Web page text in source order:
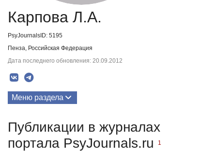
Карпова Л.А.
PsyJournalsID: 5195
Пенза, Российская Федерация
Дата последнего обновления: 20.09.2012
Меню раздела
Публикации в журналах
портала PsyJournals.ru
1